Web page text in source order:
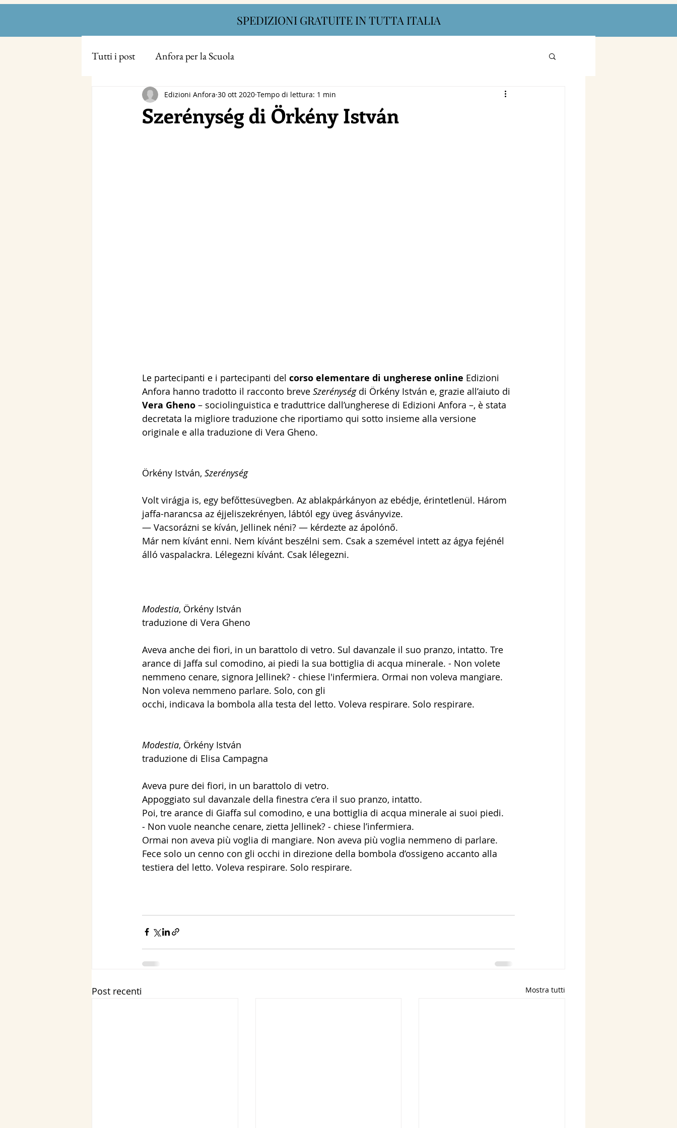
SPEDIZIONI GRATUITE IN TUTTA ITALIA
Tutti i post Anfora per la Scuola
Szerénység di Örkény István
Edizioni Anfora 30 ott 2020 Tempo di lettura: 1 min
Le partecipanti e i partecipanti del corso elementare di ungherese online Edizioni
Anfora hanno tradotto il racconto breve Szerénység di Örkény István e, grazie all’aiuto di
Vera Gheno – sociolinguistica e traduttrice dall’ungherese di Edizioni Anfora –, è stata
decretata la migliore traduzione che riportiamo qui sotto insieme alla versione
originale e alla traduzione di Vera Gheno.
Örkény István, Szerénység
Volt virágja is, egy befőttesüvegben. Az ablakpárkányon az ebédje, érintetlenül. Három
jaffa-narancsa az éjjeliszekrényen, lábtól egy üveg ásványvize.
— Vacsorázni se kíván, Jellinek néni? — kérdezte az ápolónő.
Már nem kívánt enni. Nem kívánt beszélni sem. Csak a szemével intett az ágya fejénél
álló vaspalackra. Lélegezni kívánt. Csak lélegezni.
Modestia, Örkény István
traduzione di Vera Gheno
Aveva anche dei fiori, in un barattolo di vetro. Sul davanzale il suo pranzo, intatto. Tre
arance di Jaffa sul comodino, ai piedi la sua bottiglia di acqua minerale. - Non volete
nemmeno cenare, signora Jellinek? - chiese l'infermiera. Ormai non voleva mangiare.
Non voleva nemmeno parlare. Solo, con gli
occhi, indicava la bombola alla testa del letto. Voleva respirare. Solo respirare.
Modestia, Örkény István
traduzione di Elisa Campagna
Aveva pure dei fiori, in un barattolo di vetro.
Appoggiato sul davanzale della finestra c’era il suo pranzo, intatto.
Poi, tre arance di Giaffa sul comodino, e una bottiglia di acqua minerale ai suoi piedi.
‒ Non vuole neanche cenare, zietta Jellinek? ‒ chiese l’infermiera.
Ormai non aveva più voglia di mangiare. Non aveva più voglia nemmeno di parlare.
Fece solo un cenno con gli occhi in direzione della bombola d’ossigeno accanto alla
testiera del letto. Voleva respirare. Solo respirare.
Post recenti Mostra tutti